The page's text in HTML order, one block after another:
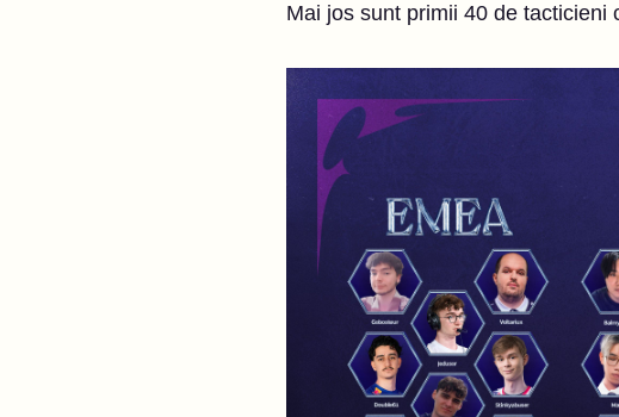
Mai jos sunt primii 40 de tacticieni